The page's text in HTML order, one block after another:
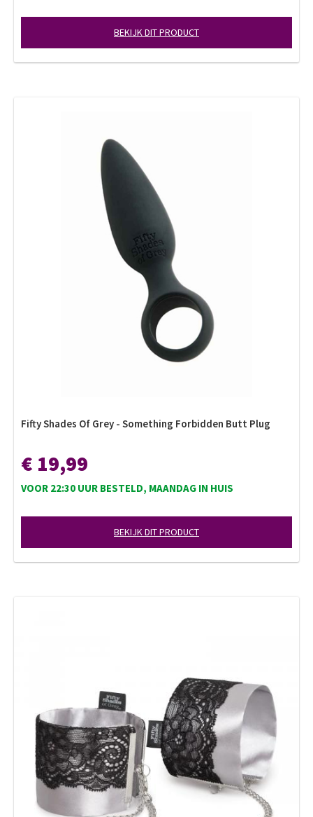
BEKIJK DIT PRODUCT
Fifty Shades Of Grey - Something Forbidden Butt Plug
€ 19,99
VOOR 22:30 UUR BESTELD, MAANDAG IN HUIS
BEKIJK DIT PRODUCT